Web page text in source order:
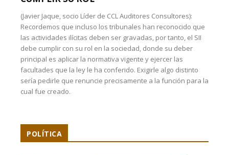
(Javier Jaque, socio Líder de CCL Auditores Consultores):
Recordemos que incluso los tribunales han reconocido que
las actividades ilícitas deben ser gravadas, por tanto, el SII
debe cumplir con su rol en la sociedad, donde su deber
principal es aplicar la normativa vigente y ejercer las
facultades que la ley le ha conferido. Exigirle algo distinto
sería pedirle que renuncie precisamente a la función para la
cual fue creado.
POLÍTICA